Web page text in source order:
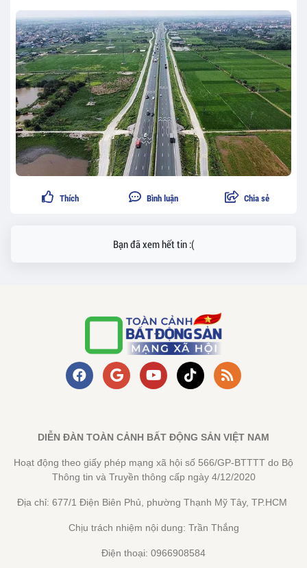
Thích Bình luận Chia sẻ
Bạn đã xem hết tin :(
DIỄN ĐÀN TOÀN CẢNH BẤT ĐỘNG SẢN VIỆT NAM
Hoạt động theo giấy phép mạng xã hội số 566/GP-BTTTT do Bộ
Thông tin và Truyền thông cấp ngày 4/12/2020
Địa chỉ: 677/1 Điện Biên Phủ, phường Thạnh Mỹ Tây, TP.HCM
Chịu trách nhiệm nội dung: Trần Thắng
Điện thoại: 0966908584